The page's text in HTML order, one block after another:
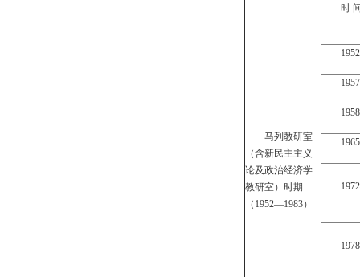
马列教研室
（含新民主主义
论及政治经济学
教研室）时期
（1952—1983）
时